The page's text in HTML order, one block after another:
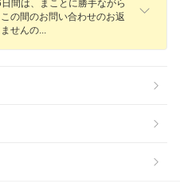
間は、まことに勝手ながら
の間のお問い合わせのお返
せんの